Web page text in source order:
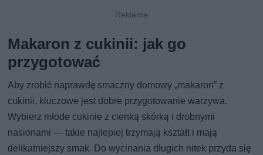
Makaron z cukinii: jak go
przygotować
Aby zrobić naprawdę smaczny domowy „makaron” z
cukinii, kluczowe jest dobre przygotowanie warzywa.
Wybierz młode cukinie z cienką skórką i drobnymi
nasionami — takie najlepiej trzymają kształt i mają
delikatniejszy smak. Do wycinania długich nitek przyda się